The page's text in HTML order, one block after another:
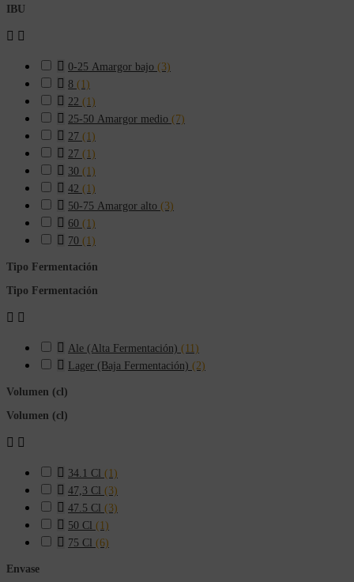
IBU
 
 0-25 Amargor bajo (3)
 8 (1)
 22 (1)
 25-50 Amargor medio (7)
 27 (1)
 27 (1)
 30 (1)
 42 (1)
 50-75 Amargor alto (3)
 60 (1)
 70 (1)
Tipo Fermentación
Tipo Fermentación
 
 Ale (Alta Fermentación) (11)
 Lager (Baja Fermentación) (2)
Volumen (cl)
Volumen (cl)
 
 34.1 Cl (1)
 47,3 Cl (3)
 47.5 Cl (3)
 50 Cl (1)
 75 Cl (6)
Envase